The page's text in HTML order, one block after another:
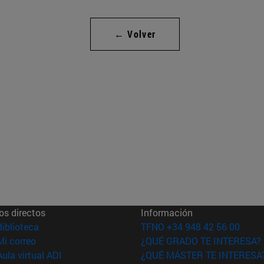
← Volver
directos
(abre en nueva ventana)
correo(abre en nueva ventana)
virtual ADI (abre en nueva ventana)
Información
TFNO +34 948 42 56 00
¿QUÉ GRADO TE INTERESA?
¿QUÉ MÁSTER TE